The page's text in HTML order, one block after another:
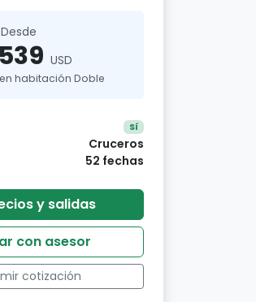
Desde
USD
habitación Doble
Sí
Cruceros
52 fechas
y salidas
con asesor
cotización